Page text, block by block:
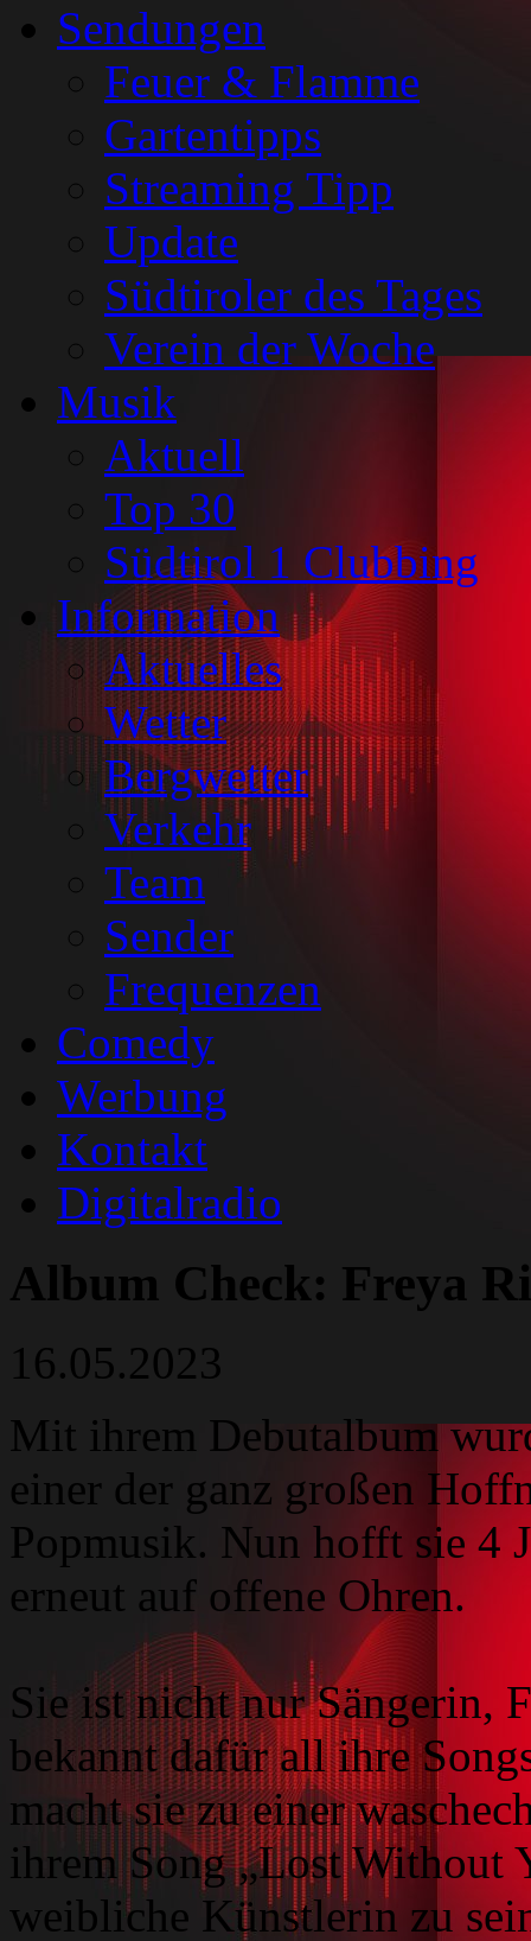
Sendungen
Feuer & Flamme
Gartentipps
Streaming Tipp
Update
Südtiroler des Tages
Verein der Woche
Musik
Aktuell
Top 30
Südtirol 1 Clubbing
Information
Aktuelles
Wetter
Bergwetter
Verkehr
Team
Sender
Frequenzen
Comedy
Werbung
Kontakt
Digitalradio
Album Check: Freya
16.05.2023
Mit ihrem Debutalbum
einer der ganz großen
Popmusik. Nun hofft sie 4
erneut auf offene Ohren.
Sie ist nicht nur Sängerin,
bekannt dafür all ihre
macht sie zu einer
ihrem Song „Lost Without
weibliche Künstlerin zu